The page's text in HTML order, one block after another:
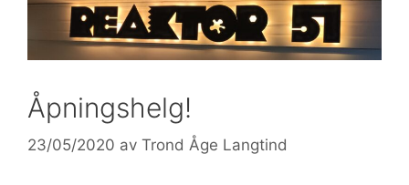
Åpningshelg!
23/05/2020 av Trond Åge Langtind